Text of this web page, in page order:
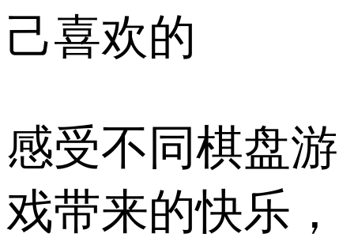
己喜欢的
感受不同棋盘游
戏带来的快乐，